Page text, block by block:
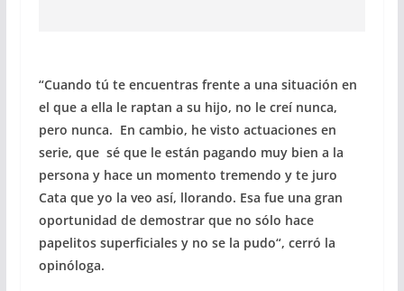
“Cuando tú te encuentras frente a una situación en
el que a ella le raptan a su hijo, no le creí nunca,
pero nunca. En cambio, he visto actuaciones en
serie, que sé que le están pagando muy bien a la
persona y hace un momento tremendo y te juro
Cata que yo la veo así, llorando. Esa fue una gran
oportunidad de demostrar que no sólo hace
papelitos superficiales y no se la pudo“, cerró la
opinóloga.